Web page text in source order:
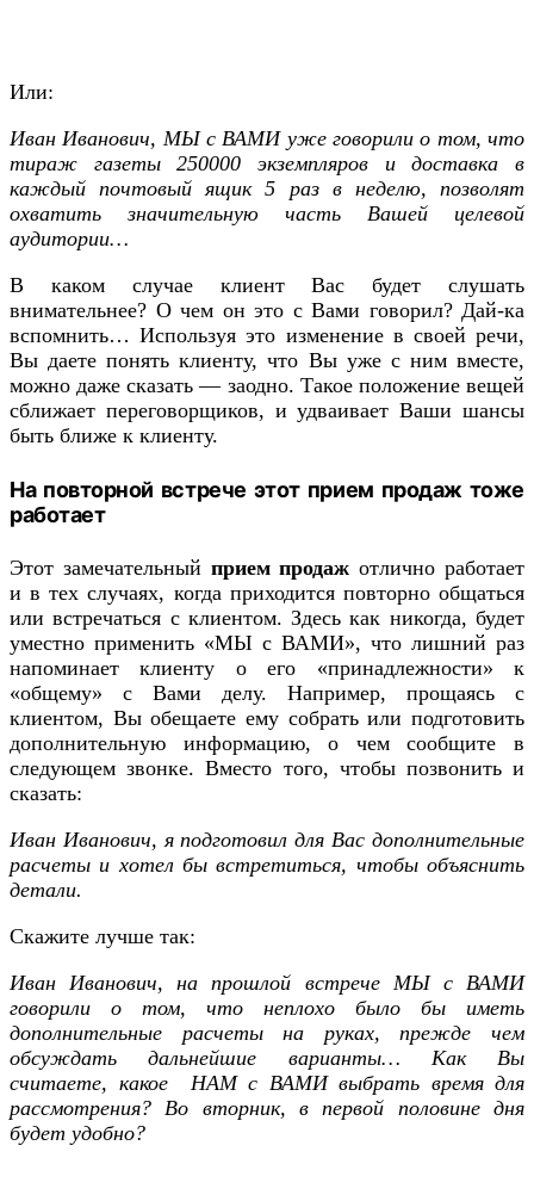
Или:
Иван Иванович, МЫ с ВАМИ уже говорили о том, что
тираж газеты 250000 экземпляров и доставка в
каждый почтовый ящик 5 раз в неделю, позволят
охватить значительную часть Вашей целевой
аудитории…
В каком случае клиент Вас будет слушать
внимательнее? О чем он это с Вами говорил? Дай-ка
вспомнить… Используя это изменение в своей речи,
Вы даете понять клиенту, что Вы уже с ним вместе,
можно даже сказать — заодно. Такое положение вещей
сближает переговорщиков, и удваивает Ваши шансы
быть ближе к клиенту.
На повторной встрече этот прием продаж тоже
работает
Этот замечательный прием продаж отлично работает
и в тех случаях, когда приходится повторно общаться
или встречаться с клиентом. Здесь как никогда, будет
уместно применить «МЫ с ВАМИ», что лишний раз
напоминает клиенту о его «принадлежности» к
«общему» с Вами делу. Например, прощаясь с
клиентом, Вы обещаете ему собрать или подготовить
дополнительную информацию, о чем сообщите в
следующем звонке. Вместо того, чтобы позвонить и
сказать:
Иван Иванович, я подготовил для Вас дополнительные
расчеты и хотел бы встретиться, чтобы объяснить
детали.
Скажите лучше так:
Иван Иванович, на прошлой встрече МЫ с ВАМИ
говорили о том, что неплохо было бы иметь
дополнительные расчеты на руках, прежде чем
обсуждать дальнейшие варианты… Как Вы
считаете, какое НАМ с ВАМИ выбрать время для
рассмотрения? Во вторник, в первой половине дня
будет удобно?